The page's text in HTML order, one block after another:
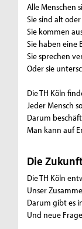
Alle Menschen
Sie sind alt
Sie kommen
Sie haben eine
Sie sprechen
Oder sie
Die TH Köln
Jeder Mensch
Darum
Man kann auf
Die
Die TH Köln
Unser
Darum gibt es
Und neue